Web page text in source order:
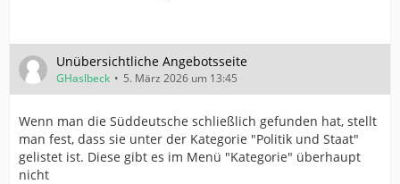
Unübersichtliche Angebotsseite
GHaslbeck 5. März 2026 um 13:45
Wenn man die Süddeutsche schließlich gefunden hat, stellt
man fest, dass sie unter der Kategorie "Politik und Staat"
gelistet ist. Diese gibt es im Menü "Kategorie" überhaupt
nicht